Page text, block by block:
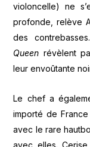
violoncelle) ne
profonde, relève
des
Queen révèlent
leur envoûtante
Le chef a
importé de
avec le rare